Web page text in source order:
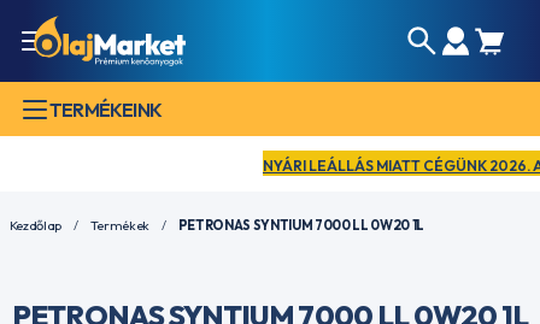
TERMÉKEINK
NYÁRI LEÁLLÁS MIATT CÉGÜNK 2026.
Kezdőlap Termékek PETRONAS SYNTIUM 7000 LL 0W20 1L
PETRONAS SYNTIUM 7000 LL 0W20 1L